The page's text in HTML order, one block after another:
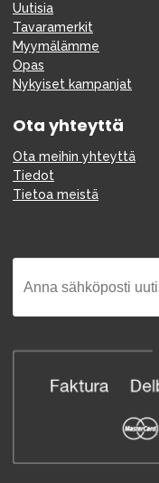
Uutisia
Tavaramerkit
Myymälämme
Opas
Nykyiset kampanjat
Ota yhteyttä
Ota meihin yhteyttä
Tiedot
Tietoa meistä